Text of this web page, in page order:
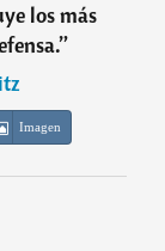
los más
”
Imagen